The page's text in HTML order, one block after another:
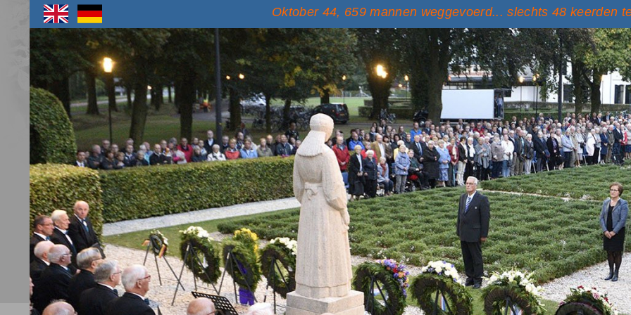
Oktober 44, 659 mannen weggevoerd... slechts 48 keerden